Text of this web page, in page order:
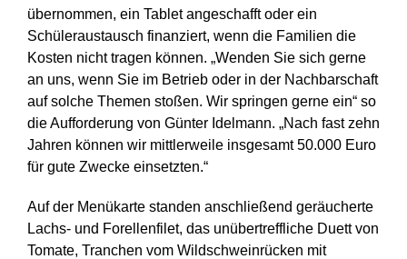
übernommen, ein Tablet angeschafft oder ein
Schüleraustausch finanziert, wenn die Familien die
Kosten nicht tragen können. „Wenden Sie sich gerne
an uns, wenn Sie im Betrieb oder in der Nachbarschaft
auf solche Themen stoßen. Wir springen gerne ein“ so
die Aufforderung von Günter Idelmann. „Nach fast zehn
Jahren können wir mittlerweile insgesamt 50.000 Euro
für gute Zwecke einsetzten.“
Auf der Menükarte standen anschließend geräucherte
Lachs- und Forellenfilet, das unübertreffliche Duett von
Tomate, Tranchen vom Wildschweinrücken mit